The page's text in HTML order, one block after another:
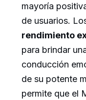
mayoría
de usuarios.
rendimiento
para brindar
conducción
de su potente
permite que el